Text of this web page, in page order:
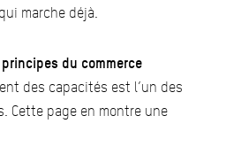
marche déjà.
du commerce
des capacités est l’un des
Cette page en montre une